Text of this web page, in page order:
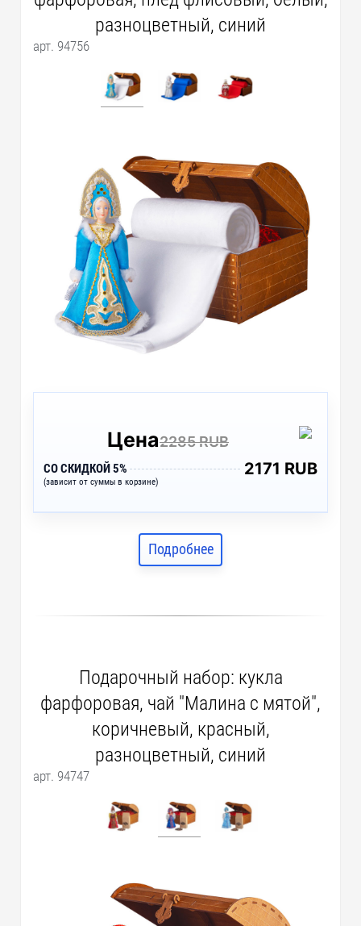
разноцветный, синий
арт. 94756
Цена2285 RUB
СО СКИДКОЙ 5%
(зависит от суммы в корзине)
2171 RUB
Подробнее
Подарочный набор: кукла
фарфоровая, чай "Малина с мятой",
коричневый, красный,
разноцветный, синий
арт. 94747